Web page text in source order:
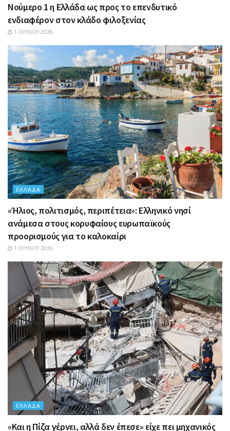
Nούμερο 1 η Ελλάδα ως προς το επενδυτικό
ενδιαφέρον στον κλάδο φιλοξενίας
1 ΙΟΥΛΊΟΥ 2026
ΕΛΛΆΔΑ
«Ήλιος, πολιτισμός, περιπέτεια»: Ελληνικό νησί
ανάμεσα στους κορυφαίους ευρωπαϊκούς
προορισμούς για το καλοκαίρι
1 ΙΟΥΛΊΟΥ 2026
ΕΛΛΆΔΑ
«Και η Πίζα γέρνει, αλλά δεν έπεσε» είχε πει μηχανικός